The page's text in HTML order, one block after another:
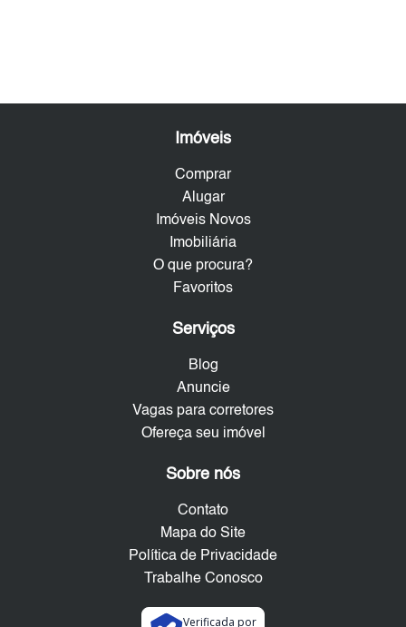
Imóveis
Comprar
Alugar
Imóveis Novos
Imobiliária
O que procura?
Favoritos
Serviços
Blog
Anuncie
Vagas para corretores
Ofereça seu imóvel
Sobre nós
Contato
Mapa do Site
Política de Privacidade
Trabalhe Conosco
Verificada por